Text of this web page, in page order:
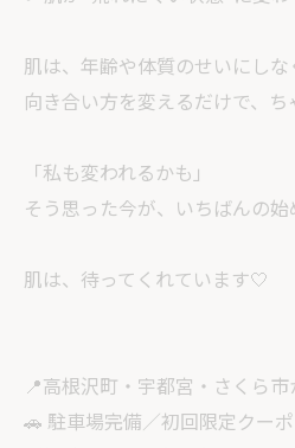
肌は、年齢や体質のせいにしな
向き合い方を変えるだけで、ち
「私も変われるかも」
そう思った今が、いちばんの始
肌は、待ってくれています🤍
📍高根沢町・宇都宮・さくら
🚗 駐車場完備／初回限定クー